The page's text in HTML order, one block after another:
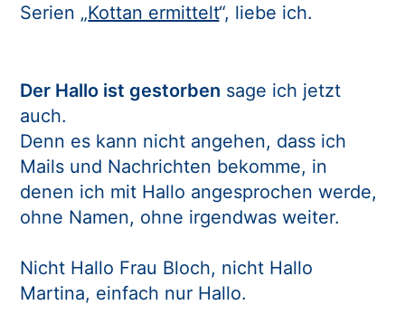
Serien „Kottan ermittelt“, liebe ich.
Der Hallo ist gestorben sage ich jetzt
auch.
Denn es kann nicht angehen, dass ich
Mails und Nachrichten bekomme, in
denen ich mit Hallo angesprochen werde,
ohne Namen, ohne irgendwas weiter.
Nicht Hallo Frau Bloch, nicht Hallo
Martina, einfach nur Hallo.